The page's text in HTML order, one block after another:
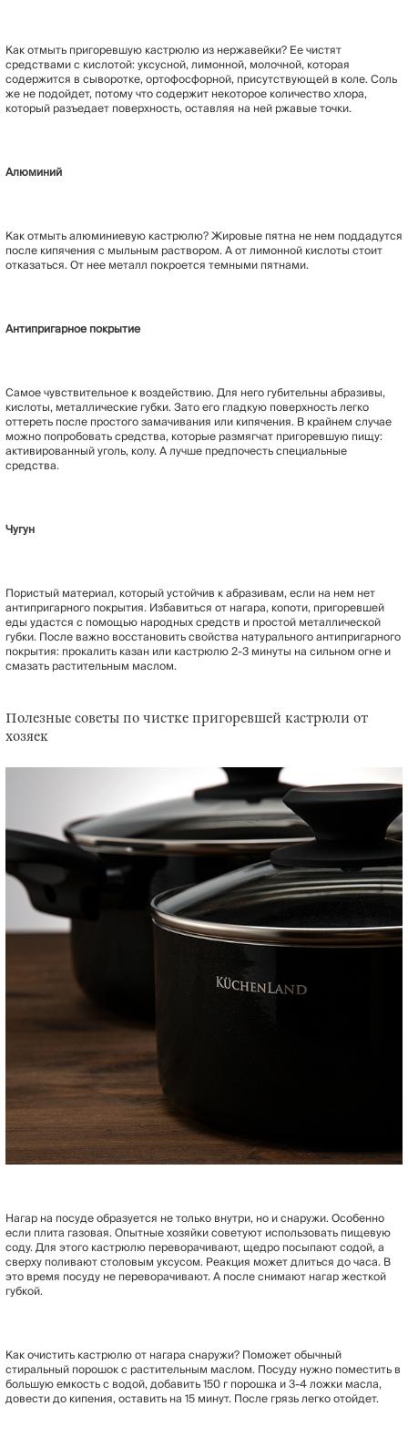
Как отмыть пригоревшую кастрюлю из нержавейки? Ее чистят
средствами с кислотой: уксусной, лимонной, молочной, которая
содержится в сыворотке, ортофосфорной, присутствующей в коле. Соль
же не подойдет, потому что содержит некоторое количество хлора,
который разъедает поверхность, оставляя на ней ржавые точки.
Алюминий
Как отмыть алюминиевую кастрюлю? Жировые пятна не нем поддадутся
после кипячения с мыльным раствором. А от лимонной кислоты стоит
отказаться. От нее металл покроется темными пятнами.
Антипригарное покрытие
Самое чувствительное к воздействию. Для него губительны абразивы,
кислоты, металлические губки. Зато его гладкую поверхность легко
оттереть после простого замачивания или кипячения. В крайнем случае
можно попробовать средства, которые размягчат пригоревшую пищу:
активированный уголь, колу. А лучше предпочесть специальные
средства.
Чугун
Пористый материал, который устойчив к абразивам, если на нем нет
антипригарного покрытия. Избавиться от нагара, копоти, пригоревшей
еды удастся с помощью народных средств и простой металлической
губки. После важно восстановить свойства натурального антипригарного
покрытия: прокалить казан или кастрюлю 2-3 минуты на сильном огне и
смазать растительным маслом.
Полезные советы по чистке пригоревшей кастрюли от
хозяек
Нагар на посуде образуется не только внутри, но и снаружи. Особенно
если плита газовая. Опытные хозяйки советуют использовать пищевую
соду. Для этого кастрюлю переворачивают, щедро посыпают содой, а
сверху поливают столовым уксусом. Реакция может длиться до часа. В
это время посуду не переворачивают. А после снимают нагар жесткой
губкой.
Как очистить кастрюлю от нагара снаружи? Поможет обычный
стиральный порошок с растительным маслом. Посуду нужно поместить в
большую емкость с водой, добавить 150 г порошка и 3-4 ложки масла,
довести до кипения, оставить на 15 минут. После грязь легко отойдет.